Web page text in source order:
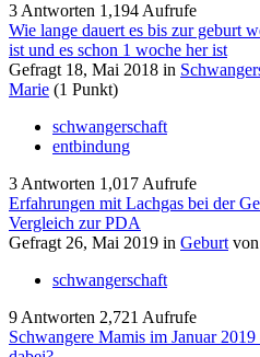
3 Antworten 1,194 Aufrufe
Wie lange dauert es bis zur geburt
ist und es schon 1 woche her ist
Gefragt 18, Mai 2018 in
Marie (1 Punkt)
schwangerschaft
entbindung
3 Antworten 1,017 Aufrufe
Erfahrungen mit Lachgas bei der
Vergleich zur PDA
Gefragt 26, Mai 2019 in Geburt von
schwangerschaft
9 Antworten 2,721 Aufrufe
Schwangere Mamis im Januar